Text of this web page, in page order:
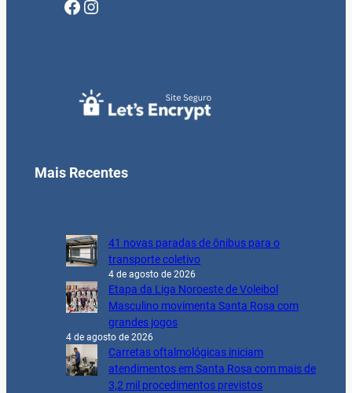
Facebook Instagram
Mais Recentes
41 novas paradas de ônibus para o
transporte coletivo
4 de agosto de 2026
Etapa da Liga Noroeste de Voleibol
Masculino movimenta Santa Rosa com
grandes jogos
4 de agosto de 2026
Carretas oftalmológicas iniciam
atendimentos em Santa Rosa com mais de
3,2 mil procedimentos previstos